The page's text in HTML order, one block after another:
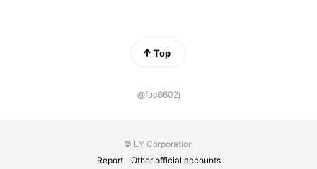
Top
@foc6602j
© LY Corporation
Report
Other official accounts